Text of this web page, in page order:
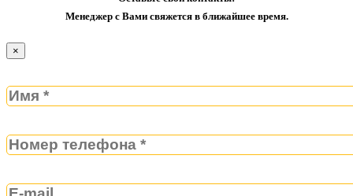
Менеджер с Вами свяжется в ближайшее время.
×